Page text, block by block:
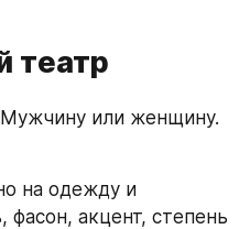
театр
Мужчину или женщину.
на одежду и
фасон, акцент, степень